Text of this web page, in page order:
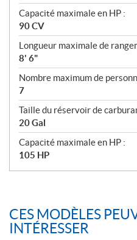
Capacité maximale en HP :
90 CV
Longueur maximale de
8' 6"
Nombre maximum de
7
Taille du réservoir de
20 Gal
Capacité maximale en HP :
105 HP
CES MODÈLES
INTÉRESSER